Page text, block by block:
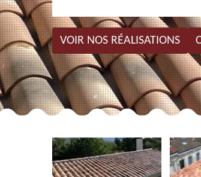
VOIR NOS RÉALISATIONS